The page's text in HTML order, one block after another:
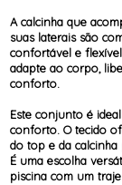
A calcinha que
suas laterais são
confortável e
adapte ao corpo,
conforto.
Este conjunto é
conforto. O tecido
do top e da
É uma escolha
piscina com um